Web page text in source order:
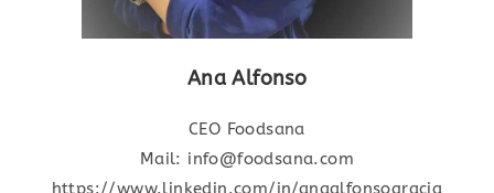
Ana Alfonso
CEO Foodsana
Mail: info@foodsana.com
https://www.linkedin.com/in/anaalfonsogracia